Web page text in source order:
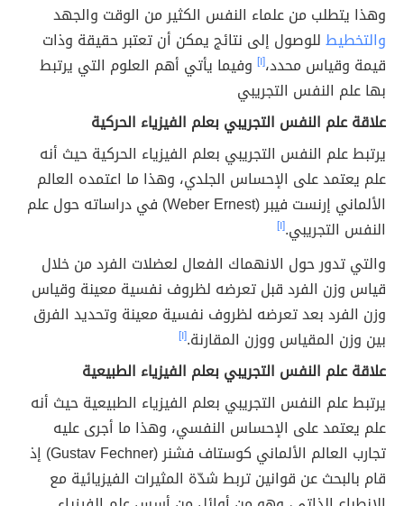
وهذا يتطلب من علماء النفس الكثير من الوقت والجهد
والتخطيطللوصول إلى نتائج يمكن أن تعتبر حقيقة وذات
قيمة وقياس محدد،[١] وفيما يأتي أهم العلوم التي يرتبط
بها علم النفس التجريبي
علاقة علم النفس التجريبي بعلم الفيزياء الحركية
يرتبط علم النفس التجريبي بعلم الفيزياء الحركية حيث أنه
علم يعتمد على الإحساس الجلدي، وهذا ما اعتمده العالم
الألماني إرنست فيبر (Weber Ernest) في دراساته حول علم
النفس التجريبي.[١]
والتي تدور حول الانهماك الفعال لعضلات الفرد من خلال
قياس وزن الفرد قبل تعرضه لظروف نفسية معينة وقياس
وزن الفرد بعد تعرضه لظروف نفسية معينة وتحديد الفرق
بين وزن المقياس ووزن المقارنة.[١]
علاقة علم النفس التجريبي بعلم الفيزياء الطبيعية
يرتبط علم النفس التجريبي بعلم الفيزياء الطبيعية حيث أنه
علم يعتمد على الإحساس النفسي، وهذا ما أجرى عليه
تجارب العالم الألماني كوستاف فشنر (Gustav Fechner) إذ
قام بالبحث عن قوانين تربط شدّة المثيرات الفيزيائية مع